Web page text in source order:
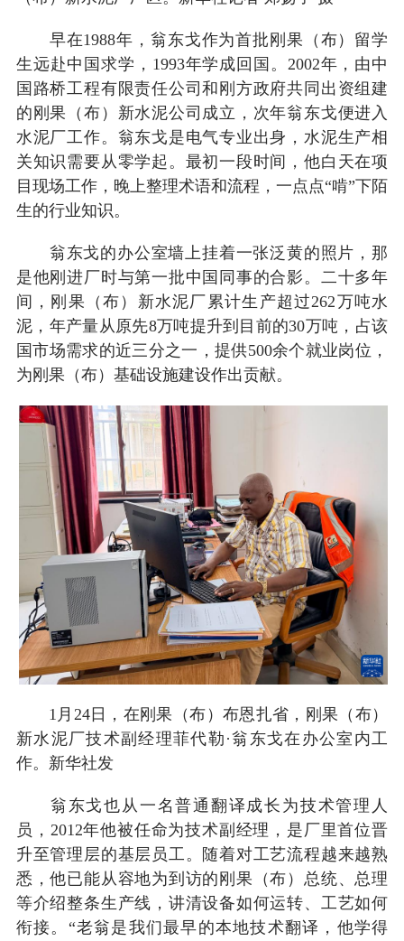
早在1988年，翁东戈作为首批刚果（布）留学
生远赴中国求学，1993年学成回国。2002年，由中
国路桥工程有限责任公司和刚方政府共同出资组建
的刚果（布）新水泥公司成立，次年翁东戈便进入
水泥厂工作。翁东戈是电气专业出身，水泥生产相
关知识需要从零学起。最初一段时间，他白天在项
目现场工作，晚上整理术语和流程，一点点“啃”下陌
生的行业知识。
翁东戈的办公室墙上挂着一张泛黄的照片，那
是他刚进厂时与第一批中国同事的合影。二十多年
间，刚果（布）新水泥厂累计生产超过262万吨水
泥，年产量从原先8万吨提升到目前的30万吨，占该
国市场需求的近三分之一，提供500余个就业岗位，
为刚果（布）基础设施建设作出贡献。
1月24日，在刚果（布）布恩扎省，刚果（布）
新水泥厂技术副经理菲代勒·翁东戈在办公室内工
作。新华社发
翁东戈也从一名普通翻译成长为技术管理人
员，2012年他被任命为技术副经理，是厂里首位晋
升至管理层的基层员工。随着对工艺流程越来越熟
悉，他已能从容地为到访的刚果（布）总统、总理
等介绍整条生产线，讲清设备如何运转、工艺如何
衔接。“老翁是我们最早的本地技术翻译，他学得